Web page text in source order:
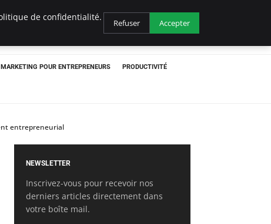
MARKETING POUR ENTREPRENEURS PRODUCTIVITÉ
entrepreneurial
NEWSLETTER
Inscrivez-vous pour recevoir nos
derniers articles directement dans
votre boîte mail.
de confidentialité.
Refuser Accepter